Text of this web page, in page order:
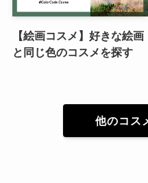
【絵画コスメ】好きな絵画
と同じ色のコスメを探す
他のコス